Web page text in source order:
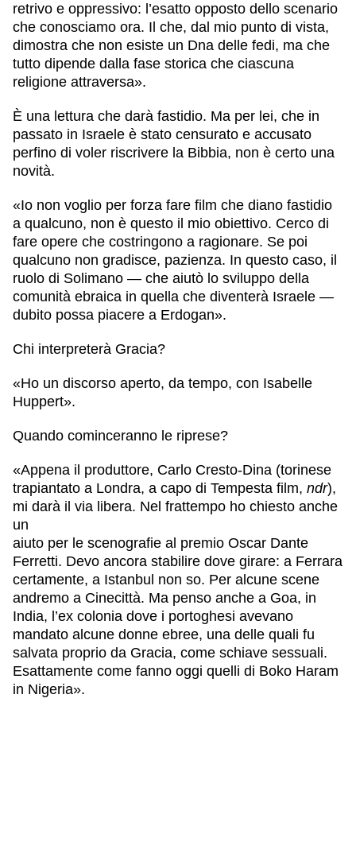
retrivo e oppressivo: l’esatto opposto dello scenario
che conosciamo ora. Il che, dal mio punto di vista,
dimostra che non esiste un Dna delle fedi, ma che
tutto dipende dalla fase storica che ciascuna
religione attraversa».
È una lettura che darà fastidio. Ma per lei, che in
passato in Israele è stato censurato e accusato
perfino di voler riscrivere la Bibbia, non è certo una
novità.
«Io non voglio per forza fare film che diano fastidio
a qualcuno, non è questo il mio obiettivo. Cerco di
fare opere che costringono a ragionare. Se poi
qualcuno non gradisce, pazienza. In questo caso, il
ruolo di Solimano — che aiutò lo sviluppo della
comunità ebraica in quella che diventerà Israele —
dubito possa piacere a Erdogan».
Chi interpreterà Gracia?
«Ho un discorso aperto, da tempo, con Isabelle
Huppert».
Quando cominceranno le riprese?
«Appena il produttore, Carlo Cresto-Dina (torinese
trapiantato a Londra, a capo di Tempesta film, ndr),
mi darà il via libera. Nel frattempo ho chiesto anche
un
aiuto per le scenografie al premio Oscar Dante
Ferretti. Devo ancora stabilire dove girare: a Ferrara
certamente, a Istanbul non so. Per alcune scene
andremo a Cinecittà. Ma penso anche a Goa, in
India, l’ex colonia dove i portoghesi avevano
mandato alcune donne ebree, una delle quali fu
salvata proprio da Gracia, come schiave sessuali.
Esattamente come fanno oggi quelli di Boko Haram
in Nigeria».